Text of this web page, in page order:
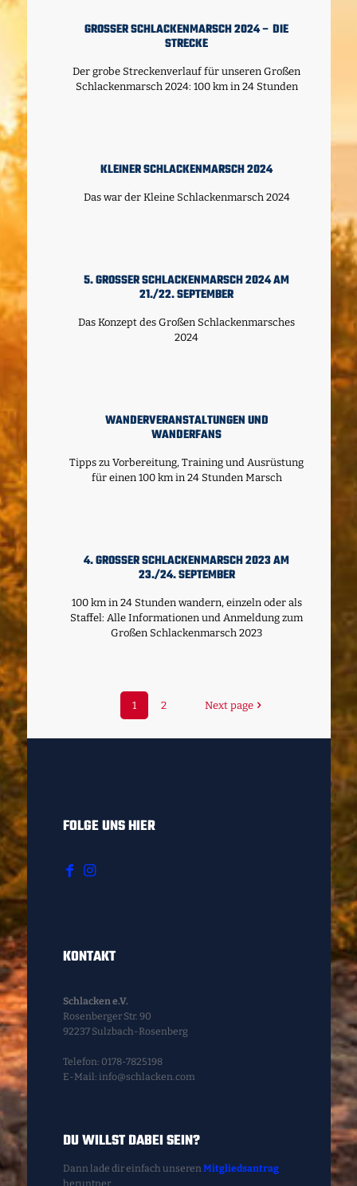
GROSSER SCHLACKENMARSCH 2024 – DIE S
TRECKE
Der grobe Streckenverlauf für unseren Großen
Schlackenmarsch 2024: 100 km in 24 Stunden
KLEINER SCHLACKENMARSCH 2024
Das war der Kleine Schlackenmarsch 2024
5. GROSSER SCHLACKENMARSCH 2024 AM 2
1./22. SEPTEMBER
Das Konzept des Großen Schlackenmarsches
2024
WANDERVERANSTALTUNGEN UND
WANDERFANS
Tipps zu Vorbereitung, Training und Ausrüstung
für einen 100 km in 24 Stunden Marsch
4. GROSSER SCHLACKENMARSCH 2023 AM 2
3./24. SEPTEMBER
100 km in 24 Stunden wandern, einzeln oder als
Staffel: Alle Informationen und Anmeldung zum
Großen Schlackenmarsch 2023
1 2 Next page
FOLGE UNS HIER
KONTAKT
Schlacken e.V.
Rosenberger Str. 90
92237 Sulzbach-Rosenberg
Telefon: 0178-7825198
E-Mail: info@schlacken.com
DU WILLST DABEI SEIN?
Dann lade dir einfach unserenMitgliedsantrag
heruntner